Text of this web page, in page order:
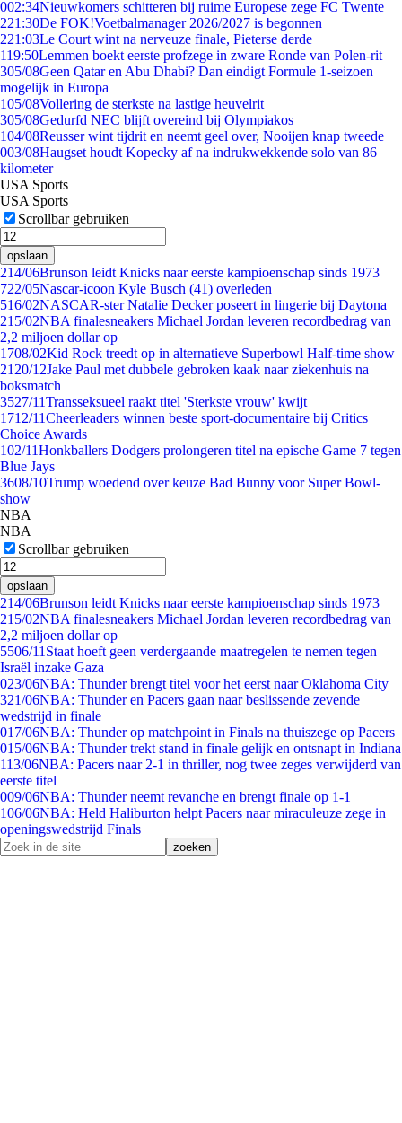
002:34Nieuwkomers schitteren bij ruime Europese zege FC Twente
221:30De FOK!Voetbalmanager 2026/2027 is begonnen
221:03Le Court wint na nerveuze finale, Pieterse derde
119:50Lemmen boekt eerste profzege in zware Ronde van Polen-rit
305/08Geen Qatar en Abu Dhabi? Dan eindigt Formule 1-seizoen
mogelijk in Europa
105/08Vollering de sterkste na lastige heuvelrit
305/08Gedurfd NEC blijft overeind bij Olympiakos
104/08Reusser wint tijdrit en neemt geel over, Nooijen knap tweede
003/08Haugset houdt Kopecky af na indrukwekkende solo van 86
kilometer
USA Sports
USA Sports
Scrollbar gebruiken
opslaan
214/06Brunson leidt Knicks naar eerste kampioenschap sinds 1973
722/05Nascar-icoon Kyle Busch (41) overleden
516/02NASCAR-ster Natalie Decker poseert in lingerie bij Daytona
215/02NBA finalesneakers Michael Jordan leveren recordbedrag van
2,2 miljoen dollar op
1708/02Kid Rock treedt op in alternatieve Superbowl Half-time show
21 20/12Jake Paul met dubbele gebroken kaak naar ziekenhuis na
boksmatch
3527/11Transseksueel raakt titel 'Sterkste vrouw' kwijt
1712/11Cheerleaders winnen beste sport-documentaire bij Critics
Choice Awards
102/11Honkballers Dodgers prolongeren titel na epische Game 7 tegen
Blue Jays
3608/10Trump woedend over keuze Bad Bunny voor Super Bowl-
show
NBA
NBA
Scrollbar gebruiken
opslaan
214/06Brunson leidt Knicks naar eerste kampioenschap sinds 1973
215/02NBA finalesneakers Michael Jordan leveren recordbedrag van
2,2 miljoen dollar op
5506/11 Staat hoeft geen verdergaande maatregelen te nemen tegen
Israël inzake Gaza
023/06NBA: Thunder brengt titel voor het eerst naar Oklahoma City
321/06NBA: Thunder en Pacers gaan naar beslissende zevende
wedstrijd in finale
017/06NBA: Thunder op matchpoint in Finals na thuiszege op Pacers
015/06NBA: Thunder trekt stand in finale gelijk en ontsnapt in Indiana
113/06NBA: Pacers naar 2-1 in thriller, nog twee zeges verwijderd van
eerste titel
009/06NBA: Thunder neemt revanche en brengt finale op 1-1
106/06NBA: Held Haliburton helpt Pacers naar miraculeuze zege in
openingswedstrijd Finals